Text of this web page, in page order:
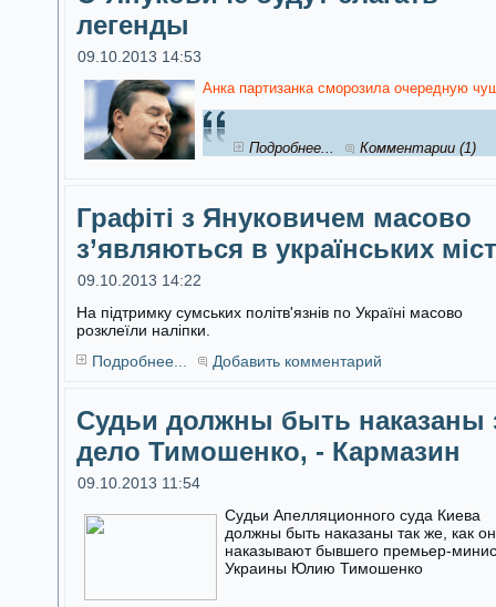
легенды
09.10.2013 14:53
Анка партизанка сморозила очередную
Подробнее... Комментарии (1)
Графіті з Януковичем масово
з’являються в українських
09.10.2013 14:22
На підтримку сумських політв'язнів по Україні масово
розклеїли наліпки.
Подробнее...
Добавить комментарий
Судьи должны быть наказаны
дело Тимошенко, - Кармазин
09.10.2013 11:54
Судьи Апелляционного суда Киева
должны быть наказаны так же, как
наказывают бывшего премьер-
Украины Юлию Тимошенко